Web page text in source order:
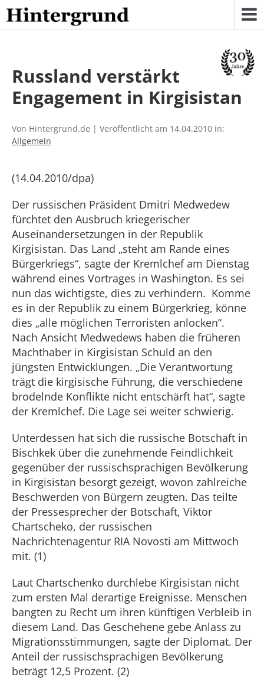
Skip
to
content
Russland verstärkt
Engagement in Kirgisistan
Von Hintergrund.de | Veröffentlicht am 14.04.2010 in:
Allgemein
(14.04.2010/dpa)
Der russischen Präsident Dmitri Medwedew
fürchtet den Ausbruch kriegerischer
Auseinandersetzungen in der Republik
Kirgisistan. Das Land „steht am Rande eines
Bürgerkriegs“, sagte der Kremlchef am Dienstag
während eines Vortrages in Washington. Es sei
nun das wichtigste, dies zu verhindern. Komme
es in der Republik zu einem Bürgerkrieg, könne
dies „alle möglichen Terroristen anlocken“.
Nach Ansicht Medwedews haben die früheren
Machthaber in Kirgisistan Schuld an den
jüngsten Entwicklungen. „Die Verantwortung
trägt die kirgisische Führung, die verschiedene
brodelnde Konflikte nicht entschärft hat“, sagte
der Kremlchef. Die Lage sei weiter schwierig.
Unterdessen hat sich die russische Botschaft in
Bischkek über die zunehmende Feindlichkeit
gegenüber der russischsprachigen Bevölkerung
in Kirgisistan besorgt gezeigt, wovon zahlreiche
Beschwerden von Bürgern zeugten. Das teilte
der Pressesprecher der Botschaft, Viktor
Chartscheko, der russischen
Nachrichtenagentur RIA Novosti am Mittwoch
mit. (1)
Laut Chartschenko durchlebe Kirgisistan nicht
zum ersten Mal derartige Ereignisse. Menschen
bangten zu Recht um ihren künftigen Verbleib in
diesem Land. Das Geschehene gebe Anlass zu
Migrationsstimmungen, sagte der Diplomat. Der
Anteil der russischsprachigen Bevölkerung
beträgt 12,5 Prozent. (2)